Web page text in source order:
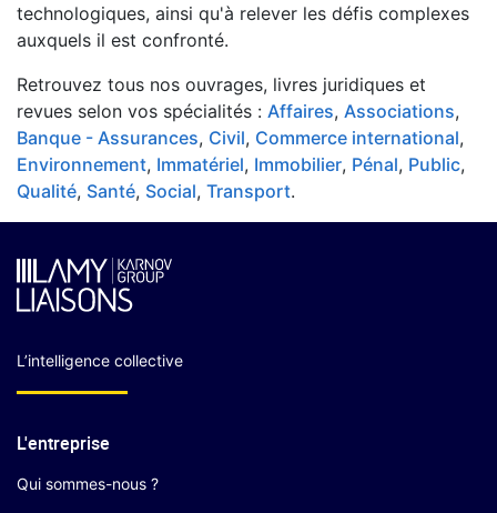
technologiques, ainsi qu'à relever les défis complexes
auxquels il est confronté.
Retrouvez tous nos ouvrages, livres juridiques et
revues selon vos spécialités : Affaires, Associations,
Banque - Assurances, Civil, Commerce international,
Environnement, Immatériel, Immobilier, Pénal, Public,
Qualité, Santé, Social, Transport.
L’intelligence collective
L'entreprise
Qui sommes-nous ?